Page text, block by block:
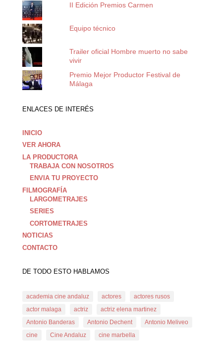
II Edición Premios Carmen
Equipo técnico
Trailer oficial Hombre muerto no sabe
vivir
Premio Mejor Productor Festival de
Málaga
ENLACES DE INTERÉS
INICIO
VER AHORA
LA PRODUCTORA
TRABAJA CON NOSOTROS
ENVIA TU PROYECTO
FILMOGRAFÍA
LARGOMETRAJES
SERIES
CORTOMETRAJES
NOTICIAS
CONTACTO
DE TODO ESTO HABLAMOS
academia cine andaluz actores
actores rusos
actor malaga
actriz
actriz elena martinez
Antonio Banderas
Antonio Dechent
Antonio Meliveo
cine
Cine Andaluz
cine marbella